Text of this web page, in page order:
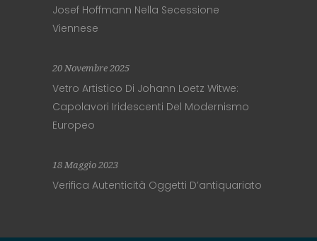
Josef Hoffmann Nella Secessione
Viennese
20 Novembre 2025
Vetro Artistico Di Johann Loetz Witwe:
Capolavori Iridescenti Del Modernismo
Europeo
18 Maggio 2023
Verifica Autenticità Oggetti D’antiquariato